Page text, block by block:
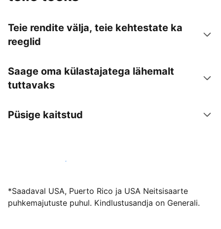
Teie rendite välja, teie kehtestate ka
reeglid
Saage oma külastajatega lähemalt
tuttavaks
Püsige kaitstud
Võõrusta meiega juba täna
*Saadaval USA, Puerto Rico ja USA Neitsisaarte
puhkemajutuste puhul. Kindlustusandja on Generali.